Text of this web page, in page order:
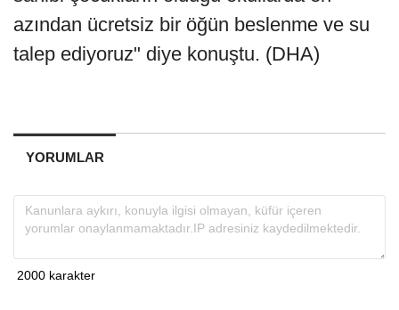
azından ücretsiz bir öğün beslenme ve su
talep ediyoruz" diye konuştu. (DHA)
YORUMLAR